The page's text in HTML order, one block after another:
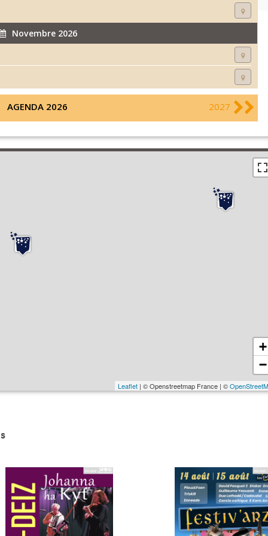
Novembre 2026
2027
AGENDA 2026
+
−
Leaflet| © Openstreetmap France | ©